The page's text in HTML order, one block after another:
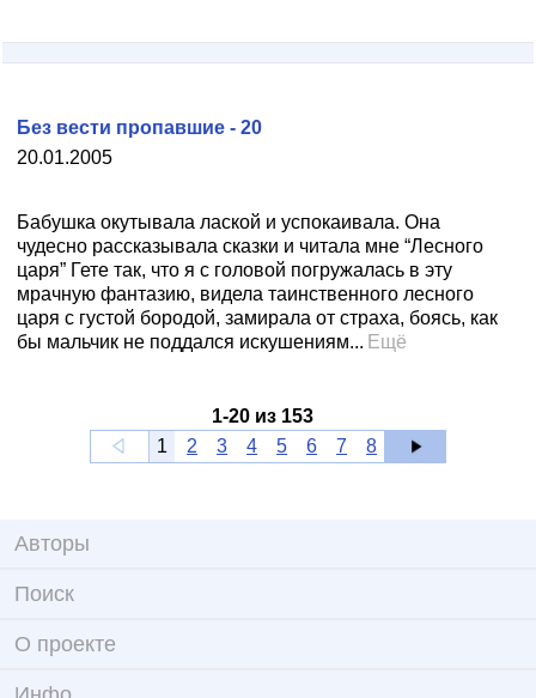
20.01.2005
Без вести пропавшие - 20
Бабушка окутывала лаской и успокаивала. Она
чудесно рассказывала сказки и читала мне “Лесного
царя” Гете так, что я с головой погружалась в эту
мрачную фантазию, видела таинственного лесного
царя с густой бородой, замирала от страха, боясь, как
бы мальчик не поддался искушениям... Ещё
1-20из 153
1
2 3 4 5 6 7 8
Авторы
Поиск
О проекте